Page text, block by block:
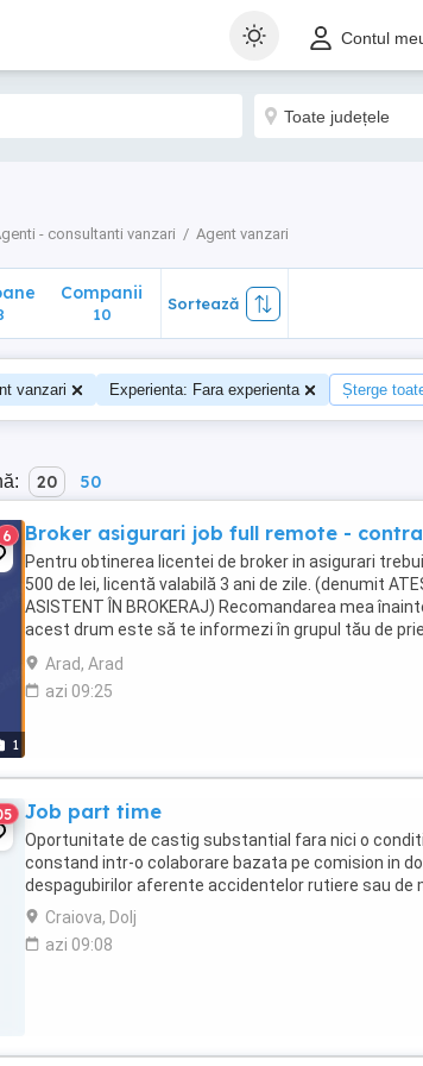
Contul
- consultanti vanzari Agent vanzari
Companii
10
Sortează
vanzari Experienta: Fara experienta Șterge
20 50
1
6 Broker asigurari job full remote -
Pentru obtinerea licentei de broker in asigurari
500 de lei, licentă valabilă 3 ani de zile. (denumit
ASISTENT ÎN BROKERAJ) Recomandarea mea
acest drum este să te informezi în grupul tău de
discuți efectiv cu ei, premergător ...
Arad, Arad
azi 09:25
Job part time
Oportunitate de castig substantial fara nici o
constand intr-o colaborare bazata pe comision in
despagubirilor aferente accidentelor rutiere sau de
Craiova, Dolj
azi 09:08